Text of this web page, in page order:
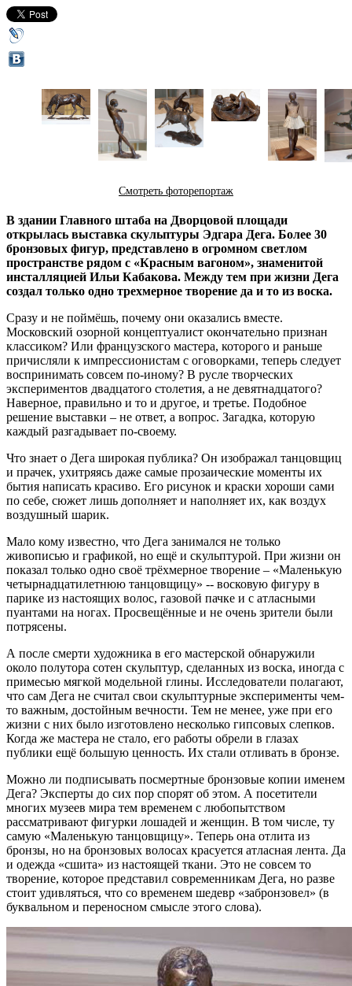
Смотреть фоторепортаж
В здании Главного штаба на Дворцовой площади
открылась выставка скульптуры Эдгара Дега. Более 30
бронзовых фигур, представлено в огромном светлом
пространстве рядом с «Красным вагоном», знаменитой
инсталляцией Ильи Кабакова. Между тем при жизни Дега
создал только одно трехмерное творение да и то из воска.
Сразу и не поймёшь, почему они оказались вместе.
Московский озорной концептуалист окончательно признан
классиком? Или французского мастера, которого и раньше
причисляли к импрессионистам с оговорками, теперь следует
воспринимать совсем по-иному? В русле творческих
экспериментов двадцатого столетия, а не девятнадцатого?
Наверное, правильно и то и другое, и третье. Подобное
решение выставки – не ответ, а вопрос. Загадка, которую
каждый разгадывает по-своему.
Что знает о Дега широкая публика? Он изображал танцовщиц
и прачек, ухитряясь даже самые прозаические моменты их
бытия написать красиво. Его рисунок и краски хороши сами
по себе, сюжет лишь дополняет и наполняет их, как воздух
воздушный шарик.
Мало кому известно, что Дега занимался не только
живописью и графикой, но ещё и скульптурой. При жизни он
показал только одно своё трёхмерное творение – «Маленькую
четырнадцатилетнюю танцовщицу» -- восковую фигуру в
парике из настоящих волос, газовой пачке и с атласными
пуантами на ногах. Просвещённые и не очень зрители были
потрясены.
А после смерти художника в его мастерской обнаружили
около полутора сотен скульптур, сделанных из воска, иногда с
примесью мягкой модельной глины. Исследователи полагают,
что сам Дега не считал свои скульптурные эксперименты чем-
то важным, достойным вечности. Тем не менее, уже при его
жизни с них было изготовлено несколько гипсовых слепков.
Когда же мастера не стало, его работы обрели в глазах
публики ещё большую ценность. Их стали отливать в бронзе.
Можно ли подписывать посмертные бронзовые копии именем
Дега? Эксперты до сих пор спорят об этом. А посетители
многих музеев мира тем временем с любопытством
рассматривают фигурки лошадей и женщин. В том числе, ту
самую «Маленькую танцовщицу». Теперь она отлита из
бронзы, но на бронзовых волосах красуется атласная лента. Да
и одежда «сшита» из настоящей ткани. Это не совсем то
творение, которое представил современникам Дега, но разве
стоит удивляться, что со временем шедевр «забронзовел» (в
буквальном и переносном смысле этого слова).